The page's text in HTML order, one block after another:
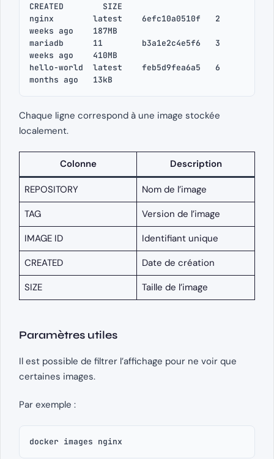
CREATED        SIZE
nginx        latest    6efc10a0510f   2
weeks ago    187MB
mariadb      11        b3a1e2c4e5f6   3
weeks ago    410MB
hello-world  latest    feb5d9fea6a5   6
months ago   13kB
Chaque ligne correspond à une image stockée
localement.
Colonne Description
REPOSITORY
Nom de l’image
TAG
Version de l’image
IMAGE ID
Identifiant unique
CREATED
Date de création
SIZE
Taille de l’image
Paramètres utiles
Il est possible de filtrer l’affichage pour ne voir que
certaines images.
Par exemple :
docker images nginx